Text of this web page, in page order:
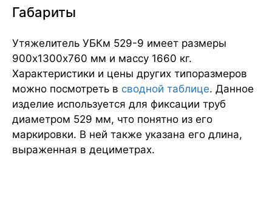
Габариты
Утяжелитель УБКм 529-9 имеет размеры
900х1300х760 мм и массу 1660 кг.
Характеристики и цены других типоразмеров
можно посмотреть в сводной таблице. Данное
изделие используется для фиксации труб
диаметром 529 мм, что понятно из его
маркировки. В ней также указана его длина,
выраженная в дециметрах.